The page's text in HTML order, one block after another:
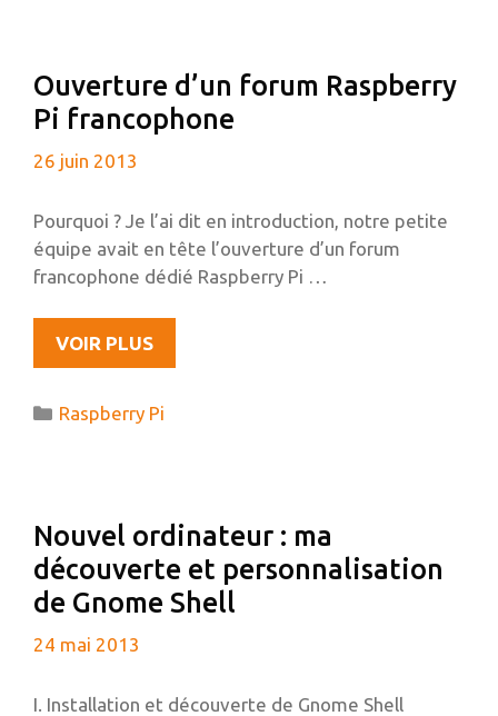
MKV
Ouverture d’un forum Raspberry
Pi francophone
26 juin 2013
Pourquoi ? Je l’ai dit en introduction, notre petite
équipe avait en tête l’ouverture d’un forum
francophone dédié Raspberry Pi …
VOIR PLUSOUVERTURE
D’UN
RASPBERRY
Catégories
Raspberry Pi
Nouvel ordinateur : ma
découverte et personnalisation
de Gnome Shell
24 mai 2013
I. Installation et découverte de Gnome Shell